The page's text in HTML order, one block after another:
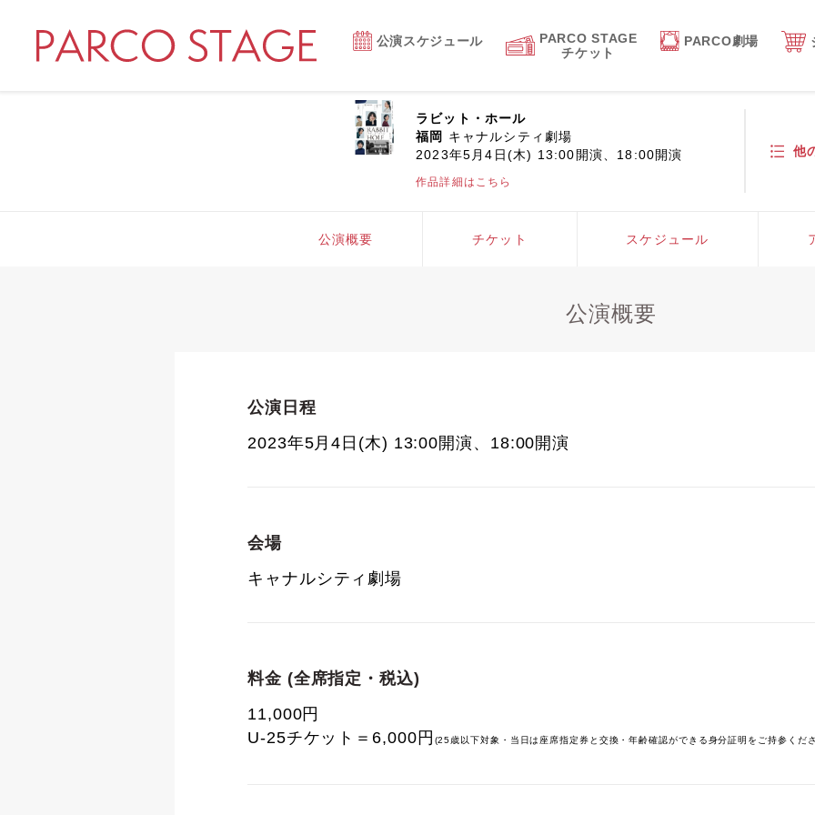
公演スケジュール
PARCO STAGE
チケット
PARCO劇場
ラビット・ホール
福岡 キャナルシティ劇場
2023年5月4日(木) 13:00開演、18:00開演
作品詳細はこちら
他
公演概要 チケット スケジュール
公演概要
公演日程
2023年5月4日(木) 13:00開演、18:00開演
会場
キャナルシティ劇場
料金 (全席指定・税込)
11,000円
U-25チケット＝6,000円 (25歳以下対象・当日は座席指定券と交換・年齢確認ができる身分証明をご持参くだ